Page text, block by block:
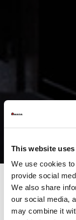
This website
We use cookies
provide social
We also share
our social media,
may combine it
Dual-